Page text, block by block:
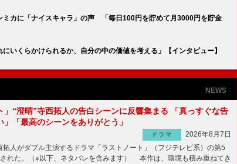
ミカに「ナイスキャラ」の声 「毎日100円を貯めて月3000円を貯金
いくらかけられるか、自分の中の価値を考える」【インタビュー】
NEWS
」“澄晴”寺西拓人の告白シーンに反響集まる 「真っすぐな告
」「最高のシーンをありがとう」
ドラマ
2026年8月7日
人がダブル主演するドラマ「ラストノート」（フジテレビ系）の第5
れた。（※以下、ネタバレを含みます） 本作は、環境も積み重ねてき